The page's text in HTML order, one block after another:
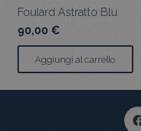
Bandeau Maculato-
75,00 €
Aggiungi al carrello